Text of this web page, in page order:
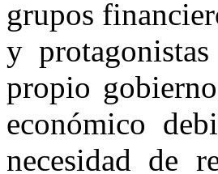
grupos
y
propio
económico
necesidad de